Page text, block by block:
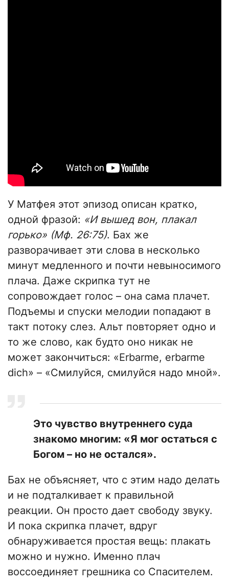
У Матфея этот эпизод описан кратко,
одной фразой: «И вышед вон, плакал
горько» (Мф. 26:75). Бах же
разворачивает эти слова в несколько
минут медленного и почти невыносимого
плача. Даже скрипка тут не
сопровождает голос – она сама плачет.
Подъемы и спуски мелодии попадают в
такт потоку слез. Альт повторяет одно и
то же слово, как будто оно никак не
может закончиться: «Erbarme, erbarme
dich» – «Смилуйся, смилуйся надо мной».
Это чувство внутреннего суда
знакомо многим: «Я мог остаться с
Богом – но не остался».
Бах не объясняет, что с этим надо делать
и не подталкивает к правильной
реакции. Он просто дает свободу звуку.
И пока скрипка плачет, вдруг
обнаруживается простая вещь: плакать
можно и нужно. Именно плач
воссоединяет грешника со Спасителем.